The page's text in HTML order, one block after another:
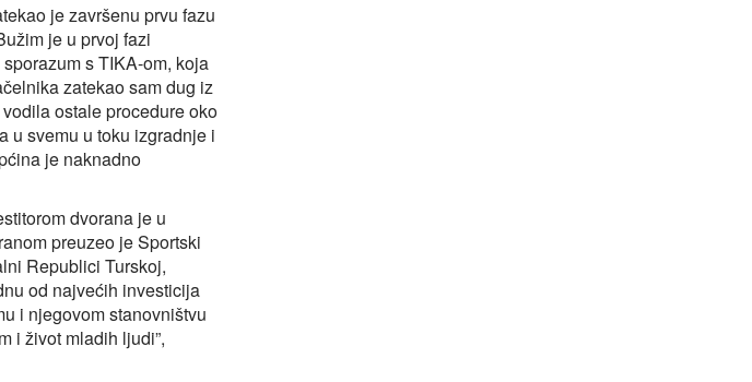
je završenu prvu fazu
je u prvoj fazi
s TIKA-om, koja
zatekao sam dug iz
ostale procedure oko
u svemu u toku izgradnje i
je naknadno
dvorana je u
preuzeo je Sportski
Republici Turskoj,
od najvećih investicija
i njegovom stanovništvu
i život mladih ljudi”,